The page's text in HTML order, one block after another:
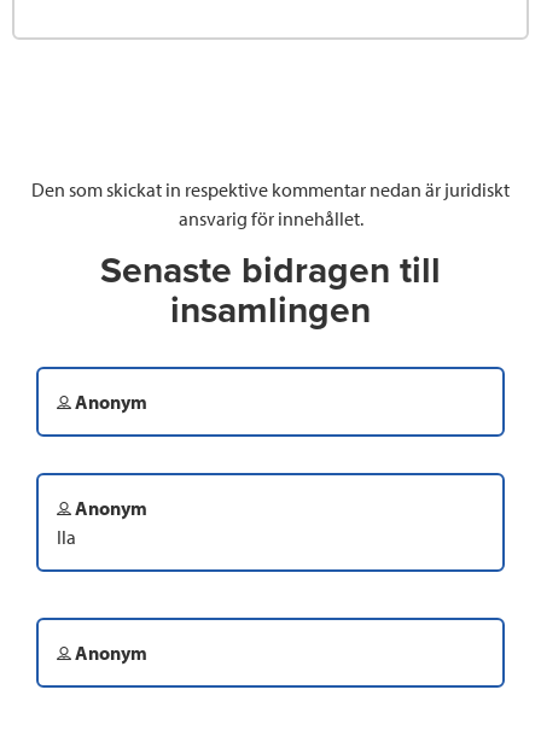
Den som skickat in respektive kommentar nedan är juridiskt
ansvarig för innehållet.
Senaste bidragen till
insamlingen
Anonym
Anonym
Ila
Anonym